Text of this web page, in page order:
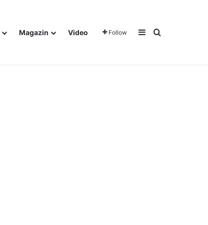
Magazin Video Follow Sidebar
Traži